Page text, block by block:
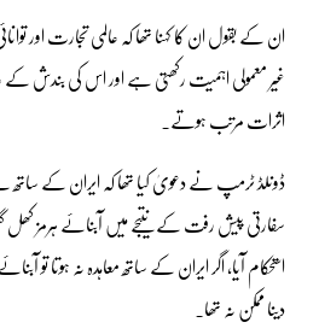
ان کے بقول ان کا کہنا تھا کہ عالمی تجارت اور
غیر معمولی اہمیت رکھتی ہے اور اس کی بندش
اثرات مرتب ہوتے۔
ڈونلڈ ٹرمپ نے دعویٰ کیا تھا کہ ایران کے
سفارتی پیش رفت کے نتیجے میں آبنائے ہرمز
استحکام آیا، اگر ایران کے ساتھ معاہدہ نہ ہوتا تو
دینا ممکن نہ تھا۔